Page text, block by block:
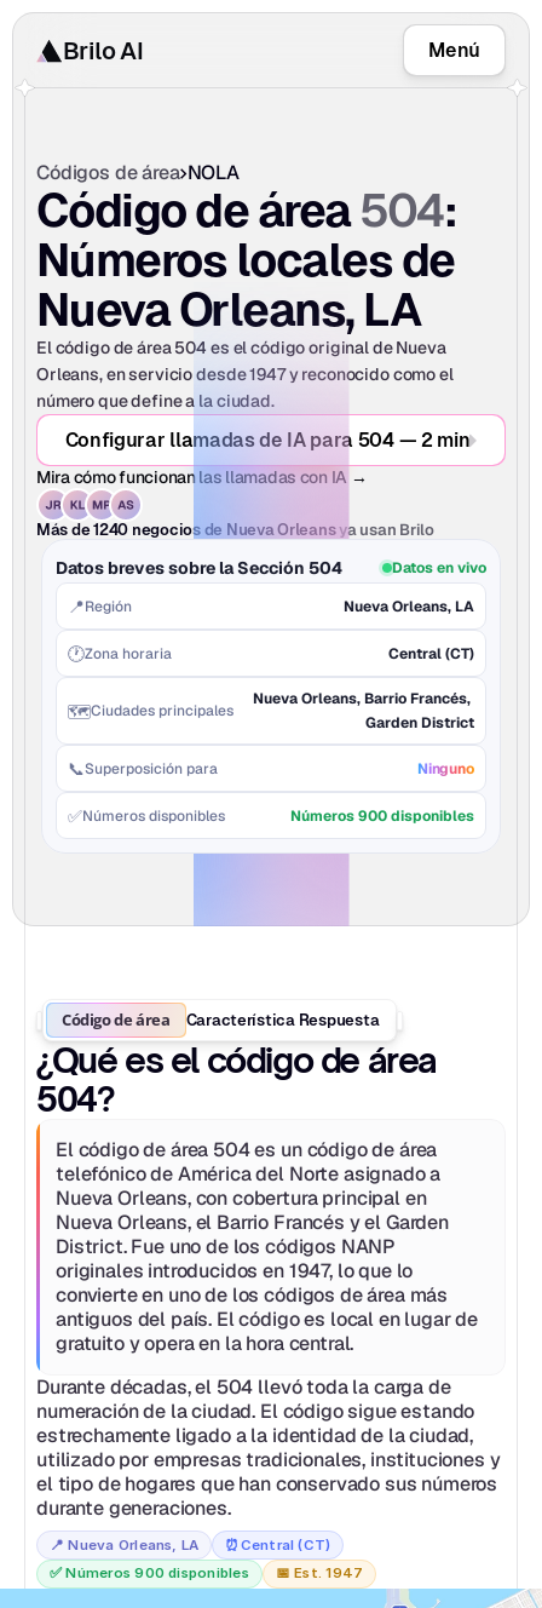
Brilo AI Menú
Códigos de área NOLA
Código de área 504:
Números locales de
Nueva Orleans, LA
El código de área 504 es el código original de Nueva
Orleans, en servicio desde 1947 y reconocido como el
número que define a la ciudad.
Configurar llamadas de IA para 504 — 2 min
Mira cómo funcionan las llamadas con IA →
Más de 1240 negocios de Nueva Orleansya usan Brilo
Datos breves sobre la Sección 504 Datos en vivo
📍Región Nueva Orleans, LA
🕐Zona horaria Central (CT)
🗺️Ciudades principales
Nueva Orleans, Barrio Francés,
Garden District
📞Superposición para Ninguno
✅Números disponibles Números 900 disponibles
Código de área Característica Respuesta
¿Qué es el código de área
504?
El código de área 504 es un código de área
telefónico de América del Norte asignado a
Nueva Orleans, con cobertura principal en
Nueva Orleans, el Barrio Francés y el Garden
District. Fue uno de los códigos NANP
originales introducidos en 1947, lo que lo
convierte en uno de los códigos de área más
antiguos del país. El código es local en lugar de
gratuito y opera en la hora central.
Durante décadas, el 504 llevó toda la carga de
numeración de la ciudad. El código sigue estando
estrechamente ligado a la identidad de la ciudad,
utilizado por empresas tradicionales, instituciones y
el tipo de hogares que han conservado sus números
durante generaciones.
📍 Nueva Orleans, LA ⏰ Central (CT)
✅ Números 900 disponibles 📅 Est. 1947